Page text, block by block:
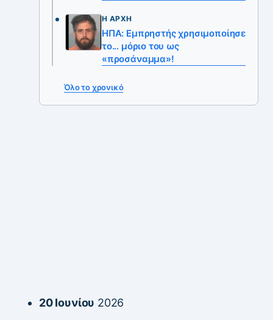
Η ΑΡΧΉ
ΗΠΑ: Εμπρηστής χρησιμοποίησε
το... μόριο του ως
«προσάναμμα»!
Όλο το χρονικό
20 Ιουνίου 2026